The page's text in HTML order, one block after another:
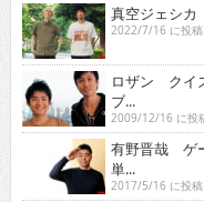
真空ジェシカ
2022/7/16 に投稿
ロザン クイ
ブ...
2009/12/16 に投
有野晋哉 ゲ
単...
2017/5/16 に投稿